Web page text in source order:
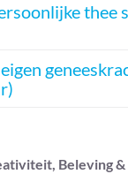
thee
Beleving